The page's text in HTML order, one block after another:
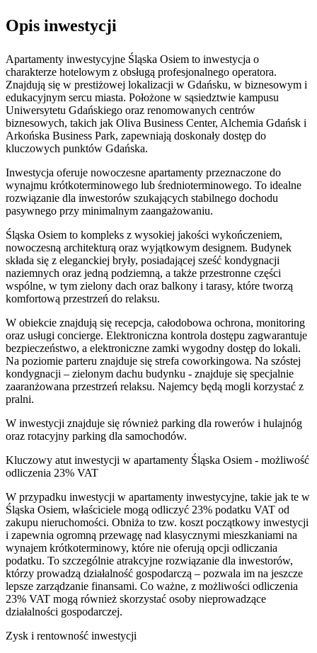
Opis inwestycji
Apartamenty inwestycyjne Śląska Osiem to inwestycja o
charakterze hotelowym z obsługą profesjonalnego operatora.
Znajdują się w prestiżowej lokalizacji w Gdańsku, w biznesowym i
edukacyjnym sercu miasta. Położone w sąsiedztwie kampusu
Uniwersytetu Gdańskiego oraz renomowanych centrów
biznesowych, takich jak Oliva Business Center, Alchemia Gdańsk i
Arkońska Business Park, zapewniają doskonały dostęp do
kluczowych punktów Gdańska.
Inwestycja oferuje nowoczesne apartamenty przeznaczone do
wynajmu krótkoterminowego lub średnioterminowego. To idealne
rozwiązanie dla inwestorów szukających stabilnego dochodu
pasywnego przy minimalnym zaangażowaniu.
Śląska Osiem to kompleks z wysokiej jakości wykończeniem,
nowoczesną architekturą oraz wyjątkowym designem. Budynek
składa się z eleganckiej bryły, posiadającej sześć kondygnacji
naziemnych oraz jedną podziemną, a także przestronne części
wspólne, w tym zielony dach oraz balkony i tarasy, które tworzą
komfortową przestrzeń do relaksu.
W obiekcie znajdują się recepcja, całodobowa ochrona, monitoring
oraz usługi concierge. Elektroniczna kontrola dostępu zagwarantuje
bezpieczeństwo, a elektroniczne zamki wygodny dostęp do lokali.
Na poziomie parteru znajduje się strefa coworkingowa. Na szóstej
kondygnacji – zielonym dachu budynku - znajduje się specjalnie
zaaranżowana przestrzeń relaksu. Najemcy będą mogli korzystać z
pralni.
W inwestycji znajduje się również parking dla rowerów i hulajnóg
oraz rotacyjny parking dla samochodów.
Kluczowy atut inwestycji w apartamenty Śląska Osiem - możliwość
odliczenia 23% VAT
W przypadku inwestycji w apartamenty inwestycyjne, takie jak te w
Śląska Osiem, właściciele mogą odliczyć 23% podatku VAT od
zakupu nieruchomości. Obniża to tzw. koszt początkowy inwestycji
i zapewnia ogromną przewagę nad klasycznymi mieszkaniami na
wynajem krótkoterminowy, które nie oferują opcji odliczania
podatku. To szczególnie atrakcyjne rozwiązanie dla inwestorów,
którzy prowadzą działalność gospodarczą – pozwala im na jeszcze
lepsze zarządzanie finansami. Co ważne, z możliwości odliczenia
23% VAT mogą również skorzystać osoby nieprowadzące
działalności gospodarczej.
Zysk i rentowność inwestycji